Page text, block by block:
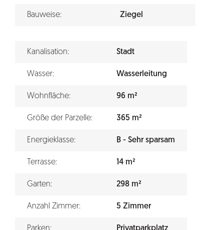
Bauweise: Ziegel
Kanalisation: Stadt
Wasser: Wasserleitung
Wohnfläche: 96 m²
Größe der Parzelle: 365 m²
Energieklasse: B - Sehr sparsam
Terrasse: 14 m²
Garten: 298 m²
Anzahl Zimmer: 5 Zimmer